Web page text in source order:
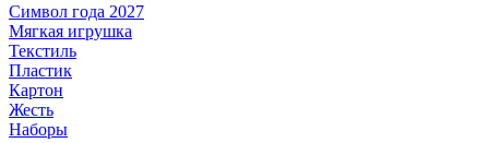
Символ года 2027
Мягкая игрушка
Текстиль
Пластик
Картон
Жесть
Наборы